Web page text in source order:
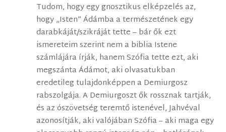
Tudom, hogy egy gnosztikus elképzelés az,
hogy „Isten” Ádámba a természetének egy
darabkáját/szikráját tette – bár ők ezt
ismereteim szerint nem a biblia Istene
számlájára írják, hanem Szófia tette ezt, aki
megszánta Ádámot, aki olvasatukban
eredetileg tulajdonképpen a Demiurgosz
rabszolgája. A Demiurgoszt ők rossznak tartják,
és az ószövetség teremtő istenével, Jahvéval
azonosítják, aki valójában Szófia – aki maga egy